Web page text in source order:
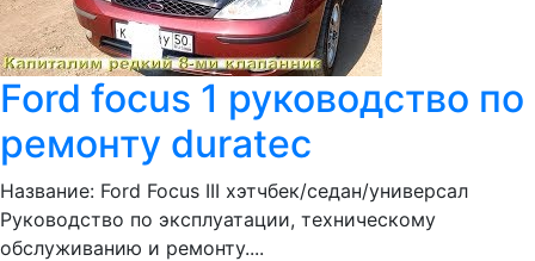
Ford focus 1 руководство по
ремонту duratec
Название: Ford Focus III хэтчбек/седан/универсал
Руководство по эксплуатации, техническому
обслуживанию и ремонту....